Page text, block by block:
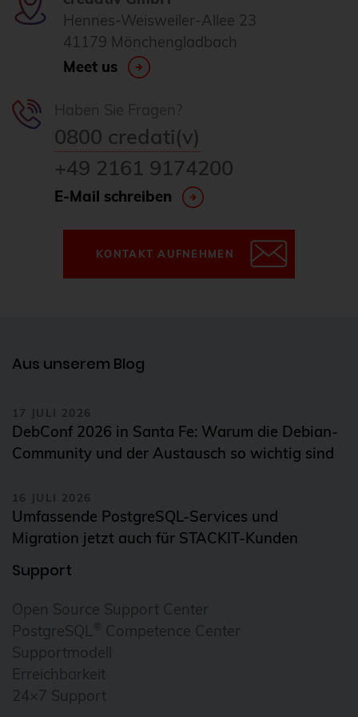
Homeoffice
howto
HowTo: Proxmox-Cluster mit Ansible
Hyper-V
i18n
Icinga
Infrastrukturautomatisierung
Instaclustr
Integration
Internationalization
iSCSI
IT-Infrastruktur
Jitsi
k8s
Kafka
Hennes-Weisweiler-Allee 23
41179 Mönchengladbach
Meet us
0800 credati(v)
+49 2161 9174200
E-Mail schreiben
KONTAKT AUFNEHMEN
Aus unserem Blog
17 JULI 2026
DebConf 2026 in Santa Fe: Warum die Debian-
Community und der Austausch so wichtig sind
16 JULI 2026
Umfassende PostgreSQL-Services und
Migration jetzt auch für STACKIT-Kunden
Support
Open Source Support Center
PostgreSQL
® Competence Center
Supportmodell
Erreichbarkeit
24×7 Support